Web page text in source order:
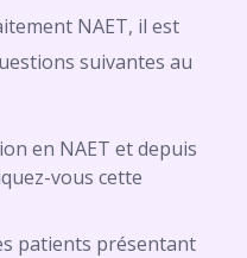
NAET, il est
suivantes au
en NAET et depuis
vous cette
patients présentant